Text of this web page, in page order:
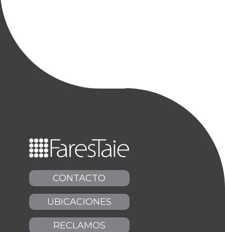
CONTACTO
UBICACIONES
RECLAMOS